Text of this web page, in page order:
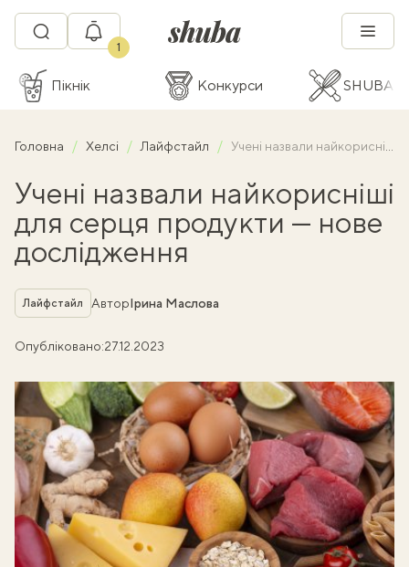
1
Пікнік Конкурси SHUBA
Головна Хелсі Лайфстайл Учені назвали найкорисніші для серця продукти — нове дослідження
Учені назвали найкорисніші
для серця продукти — нове
дослідження
Рубрика
Лайфстайл АвторІрина Маслова
Опубліковано:27.12.2023